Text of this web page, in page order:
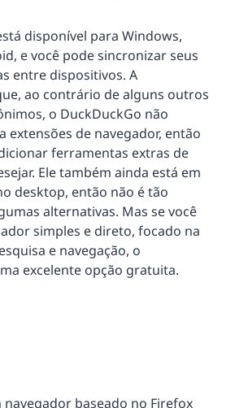
disponível para Windows,
e você pode sincronizar seus
entre dispositivos. A
ao contrário de alguns outros
o DuckDuckGo não
extensões de navegador, então
ferramentas extras de
Ele também ainda está em
desktop, então não é tão
alternativas. Mas se você
simples e direto, focado na
e navegação, o
excelente opção gratuita.
navegador baseado no Firefox